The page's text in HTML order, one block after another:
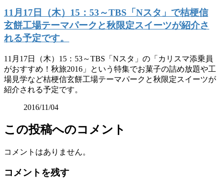
11月17日（木）15：53～TBS「Nスタ」で桔梗信
玄餅工場テーマパークと秋限定スイーツが紹介さ
れる予定です。
11月17日（木）15：53～TBS「Nスタ」の「カリスマ添乗員
がおすすめ！秋旅2016」という特集でお菓子の詰め放題や工
場見学など桔梗信玄餅工場テーマパークと秋限定スイーツが
紹介される予定です。
2016/11/04
この投稿へのコメント
コメントはありません。
コメントを残す